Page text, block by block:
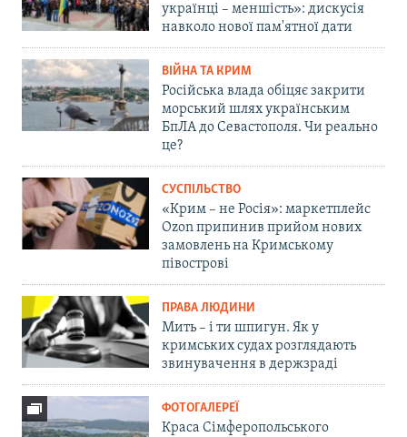
українці – меншість»: дискусія
навколо нової пам'ятної дати
ВІЙНА ТА КРИМ
Російська влада обіцяє закрити
морський шлях українським
БпЛА до Севастополя. Чи реально
це?
СУСПІЛЬСТВО
«Крим – не Росія»: маркетплейс
Ozon припинив прийом нових
замовлень на Кримському
півострові
ПРАВА ЛЮДИНИ
Мить – і ти шпигун. Як у
кримських судах розглядають
звинувачення в держзраді
ФОТОГАЛЕРЕЇ
Краса Сімферопольського